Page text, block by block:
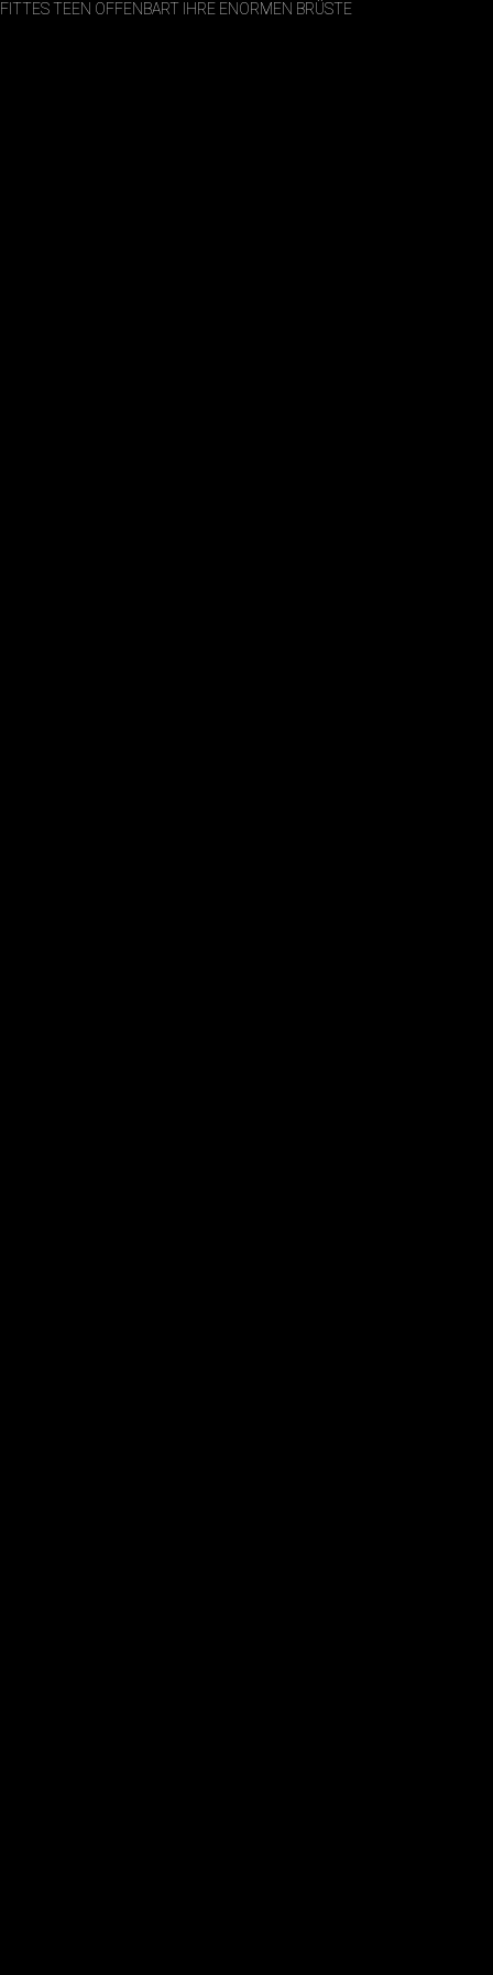
FITTES TEEN OFFENBART IHRE ENORMEN BRÜSTE